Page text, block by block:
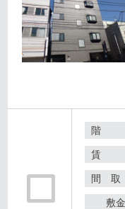
階
賃
間 取
敷金